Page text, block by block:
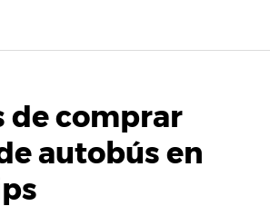
de comprar
autobús en